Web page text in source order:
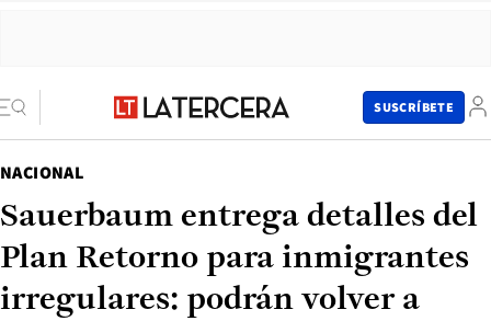
SUSCRÍBETE
NACIONAL
Sauerbaum entrega detalles del
Plan Retorno para inmigrantes
irregulares: podrán volver a